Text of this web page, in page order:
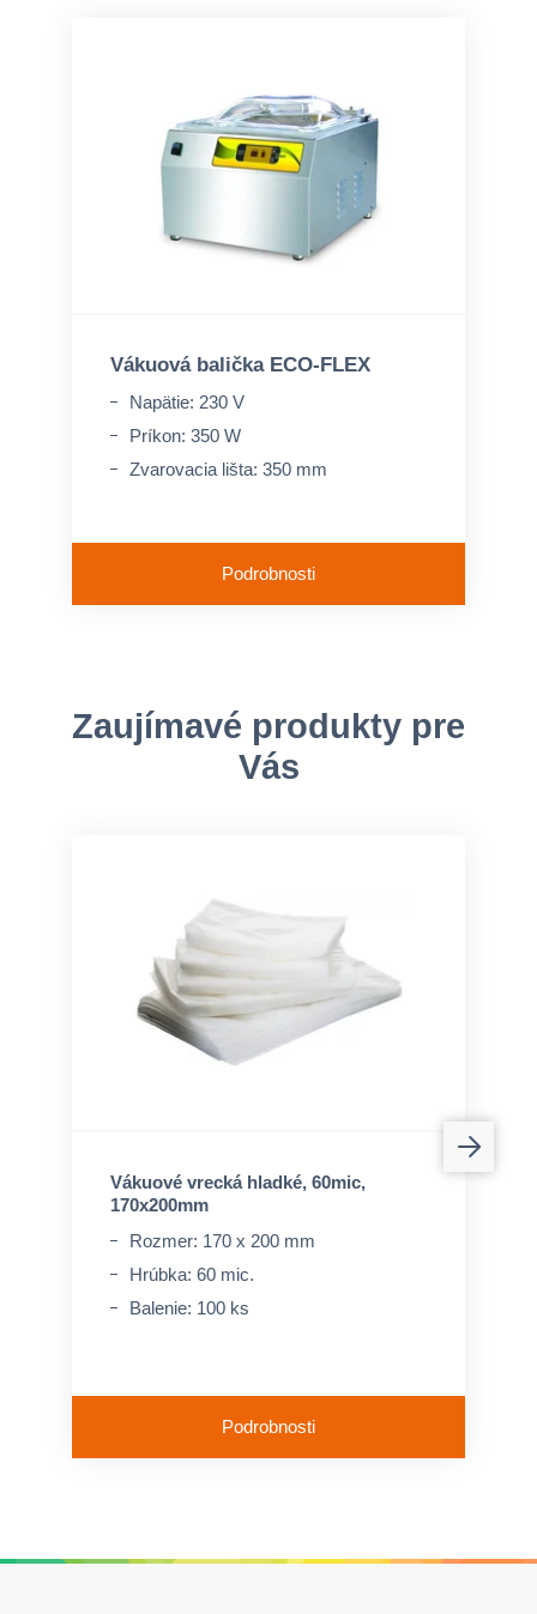
Vákuová balička ECO-FLEX
Napätie: 230 V
Príkon: 350 W
Zvarovacia lišta: 350 mm
Podrobnosti
Zaujímavé produkty pre
Vás
Vákuové vrecká hladké, 60mic,
170x200mm
Rozmer: 170 x 200 mm
Hrúbka: 60 mic.
Balenie: 100 ks
Podrobnosti